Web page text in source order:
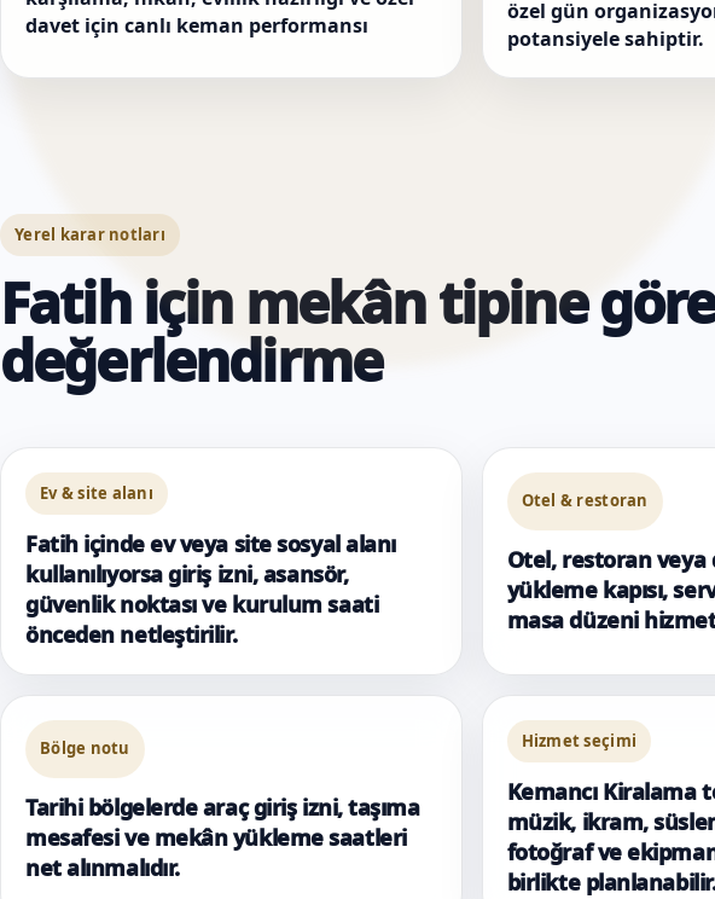
davet için canlı keman performansı
özel gün
potansiyele sahiptir.
Yerel karar notları
Fatih için mekân tipine göre
değerlendirme
Ev & site alanı
Fatih içinde ev veya site sosyal alanı
kullanılıyorsa giriş izni, asansör,
güvenlik noktası ve kurulum saati
önceden netleştirilir.
Otel & restoran
Otel, restoran veya
yükleme kapısı,
masa düzeni
Bölge notu
Tarihi bölgelerde araç giriş izni, taşıma
mesafesi ve mekân yükleme saatleri
net alınmalıdır.
Hizmet seçimi
Kemancı Kiralama
müzik, ikram,
fotoğraf ve
birlikte